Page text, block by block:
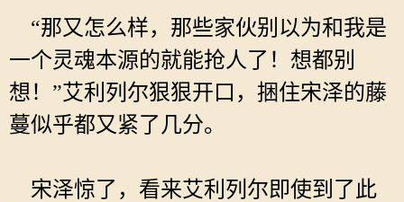
“那又怎么样，那些家伙别以为和我是
一个灵魂本源的就能抢人了！想都别
想！”艾利列尔狠狠开口，捆住宋泽的藤
蔓似乎都又紧了几分。
宋泽惊了，看来艾利列尔即使到了此